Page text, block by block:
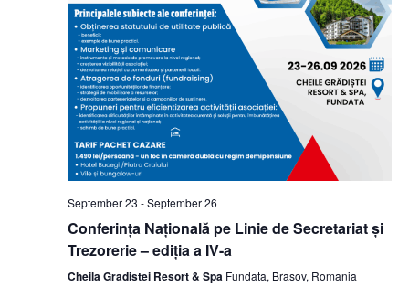
September 23 -September 26
Conferința Națională pe Linie de Secretariat și
Trezorerie – ediția a IV-a
Cheila Gradistei Resort & Spa Fundata, Brasov, Romania